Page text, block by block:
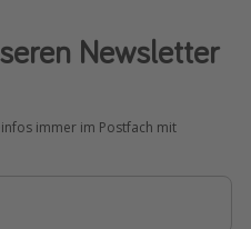
Newsletter
immer im Postfach mit